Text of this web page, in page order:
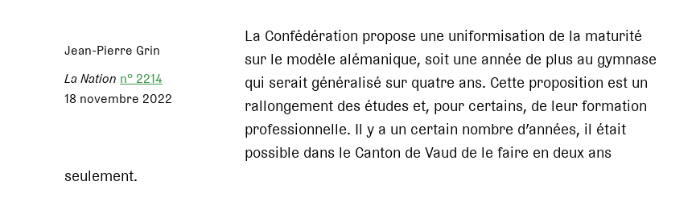
Jean-Pierre Grin
La Nation n° 2214
18 novembre 2022
La Confédération propose une uniformisation de la maturité
sur le modèle alémanique, soit une année de plus au gymnase
qui serait généralisé sur quatre ans. Cette proposition est un
rallongement des études et, pour certains, de leur formation
professionnelle. Il y a un certain nombre d’années, il était
possible dans le Canton de Vaud de le faire en deux ans
seulement.